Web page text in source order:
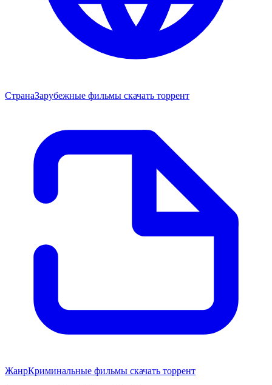
СтранаЗарубежные фильмы скачать торрент
ЖанрКриминальные фильмы скачать торрент